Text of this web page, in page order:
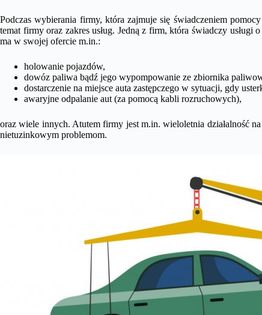
Podczas wybierania firmy, która zajmuje się świadczeniem
temat firmy oraz zakres usług. Jedną z firm, która świadczy usługi
ma w swojej ofercie m.in.:
holowanie pojazdów,
dowóz paliwa bądź jego wypompowanie ze zbiornika
dostarczenie na miejsce auta zastępczego w sytuacji, gdy
awaryjne odpalanie aut (za pomocą kabli rozruchowych),
oraz wiele innych. Atutem firmy jest m.in. wieloletnia działalność
nietuzinkowym problemom.